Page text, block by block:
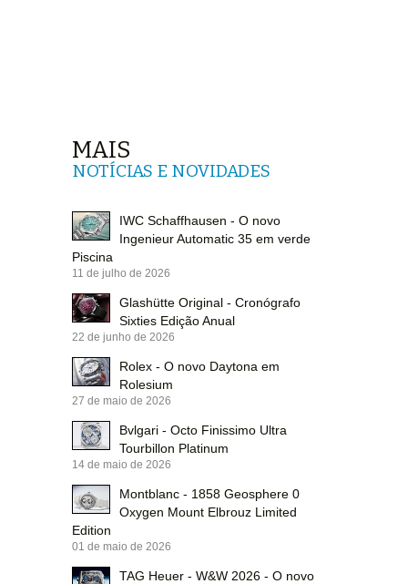
MAIS
NOTÍCIAS E NOVIDADES
IWC Schaffhausen - O novo
Ingenieur Automatic 35 em verde
Piscina
11 de julho de 2026
Glashütte Original - Cronógrafo
Sixties Edição Anual
22 de junho de 2026
Rolex - O novo Daytona em
Rolesium
27 de maio de 2026
Bvlgari - Octo Finissimo Ultra
Tourbillon Platinum
14 de maio de 2026
Montblanc - 1858 Geosphere 0
Oxygen Mount Elbrouz Limited
Edition
01 de maio de 2026
TAG Heuer - W&W 2026 - O novo